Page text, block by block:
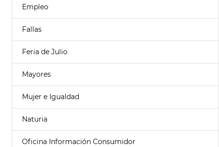
Empleo
Fallas
Feria de Julio
Mayores
Mujer e Igualdad
Naturia
Oficina Información Consumidor